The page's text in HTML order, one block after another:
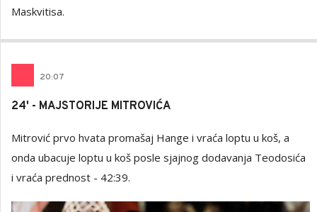
Maskvitisa.
20:07
24' - MAJSTORIJE MITROVIĆA
Mitrović prvo hvata promašaj Hange i vraća loptu u koš, a
onda ubacuje loptu u koš posle sjajnog dodavanja Teodosića
i vraća prednost - 42:39.